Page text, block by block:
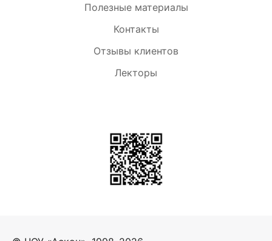
Полезные материалы
Контакты
Отзывы клиентов
Лекторы